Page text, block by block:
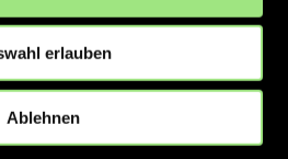
erlauben
Ablehnen
60 Vereine unter dem Dach der
im Herren als auch im Damen
Kontakt